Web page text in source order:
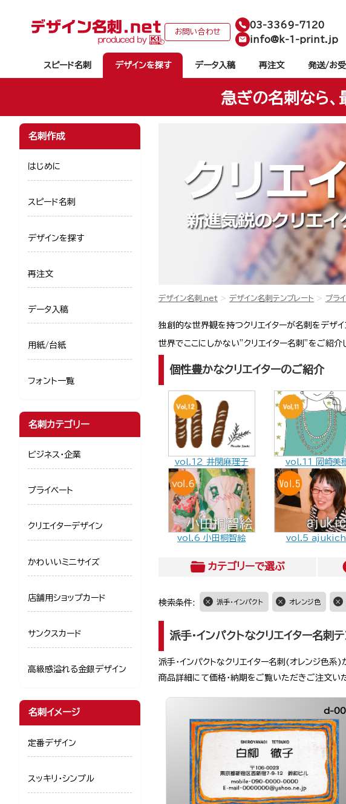
お問い合わせ
03-3369-7120
info@k-1-print.jp
スピード名刺 デザインを探す データ入稿 再注文 発送/お受
急ぎの名刺なら
デザイン名刺.net デザイン名刺テンプレート プラ
独創的な世界観を持つクリエイターが名刺をデザイ
世界でここにしかない”クリエイター名刺”をご紹介
個性豊かなクリエイターのご紹介
vol.12 井関麻理子 vol.11 岡崎美
vol.6 小田桐智絵 vol.5
カテゴリーで選ぶ
検索条件: 派手・インパクト オレンジ色
派手・インパクトなクリエイター名刺
派手・インパクトなクリエイター名刺(オレンジ色系
商品詳細にて価格・納期をご覧いただきご注文い
d-
名刺作成
はじめに
スピード名刺
デザインを探す
再注文
データ入稿
用紙/台紙
フォント一覧
名刺カテゴリー
ビジネス・企業
プライベート
クリエイターデザイン
かわいいミニサイズ
店舗用ショップカード
サンクスカード
高級感溢れる金銀デザイン
名刺イメージ
定番デザイン
スッキリ・シンプル